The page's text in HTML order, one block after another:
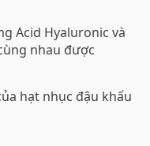
Acid Hyaluronic và
nhau được
hạt nhục đậu khấu